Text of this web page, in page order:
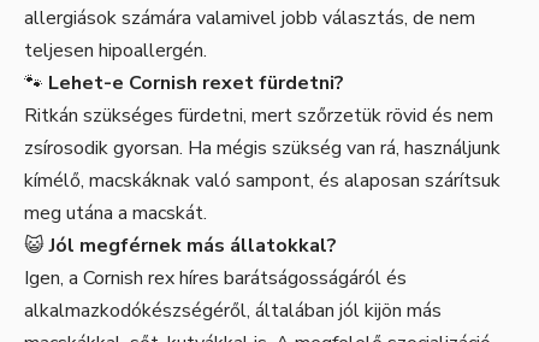
allergiások számára valamivel jobb választás, de nem
teljesen hipoallergén.
🐾 Lehet-e Cornish rexet fürdetni?
Ritkán szükséges fürdetni, mert szőrzetük rövid és nem
zsírosodik gyorsan. Ha mégis szükség van rá, használjunk
kímélő, macskáknak való sampont, és alaposan szárítsuk
meg utána a macskát.
😺Jól megférnek más állatokkal?
Igen, a Cornish rex híres barátságosságáról és
alkalmazkodókészségéről, általában jól kijön más